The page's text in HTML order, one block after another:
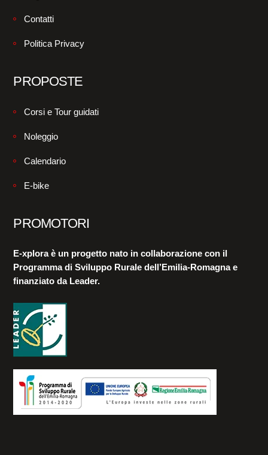
Contatti
Politica Privacy
PROPOSTE
Corsi e Tour guidati
Noleggio
Calendario
E-bike
PROMOTORI
E-xplora è un progetto nato in collaborazione con il
Programma di Sviluppo Rurale dell’Emilia-Romagna e
finanziato da Leader.